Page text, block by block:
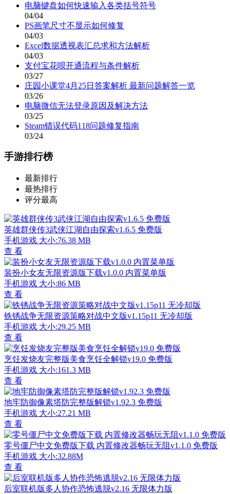
电脑键盘如何快速输入各类括号符号
04/04
PS画笔尺寸不显示如何修复
04/03
Excel数据透视表汇总求和方法解析
04/03
支付宝花呗开通流程与条件解析
03/27
庄园小课堂4月25日答案解析 最新问题解答一览
03/26
电脑微信无法登录原因及解决方法
03/25
Steam错误代码118问题修复指南
03/24
手游排行榜
最新排行
最热排行
评分最高
英雄群侠传3武侠江湖自由探索v1.6.5 免费版
手机游戏 大小:76.38 MB
查 看
装扮小女友无限资源版下载v1.0.0 内置菜单版
手机游戏 大小:86 MB
查 看
铁锈战争无限资源策略对战中文版v1.15p11 无冷却版
手机游戏 大小:29.25 MB
查 看
烹饪发烧友完整版美食烹饪全解锁v19.0 免费版
手机游戏 大小:161.3 MB
查 看
地牢防御像素塔防完整版解锁v1.92.3 免费版
手机游戏 大小:27.21 MB
查 看
零号僵尸中文免费版下载 内置修改器畅玩无阻v1.1.0 免费版
手机游戏 大小:32.88M
查 看
后室联机版多人协作恐怖逃脱v2.16 无限体力版